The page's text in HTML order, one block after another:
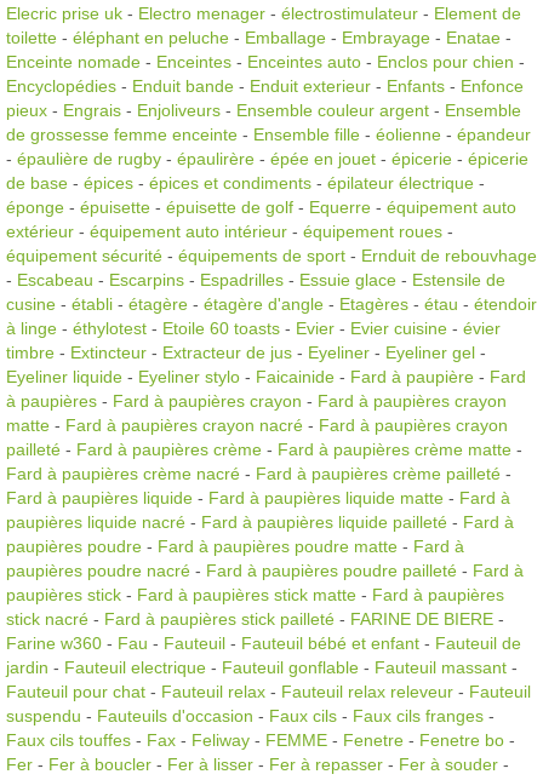
Elecric prise uk - Electro menager - électrostimulateur - Element de
toilette - éléphant en peluche - Emballage - Embrayage - Enatae -
Enceinte nomade - Enceintes - Enceintes auto - Enclos pour chien -
Encyclopédies - Enduit bande - Enduit exterieur - Enfants - Enfonce
pieux - Engrais - Enjoliveurs - Ensemble couleur argent - Ensemble
de grossesse femme enceinte - Ensemble fille - éolienne - épandeur
- épaulière de rugby - épaulirère - épée en jouet - épicerie - épicerie
de base - épices - épices et condiments - épilateur électrique -
éponge - épuisette - épuisette de golf - Equerre - équipement auto
extérieur - équipement auto intérieur - équipement roues -
équipement sécurité - équipements de sport - Ernduit de rebouvhage
- Escabeau - Escarpins - Espadrilles - Essuie glace - Estensile de
cusine - établi - étagère - étagère d'angle - Etagères - étau - étendoir
à linge - éthylotest - Etoile 60 toasts - Evier - Evier cuisine - évier
timbre - Extincteur - Extracteur de jus - Eyeliner - Eyeliner gel -
Eyeliner liquide - Eyeliner stylo - Faicainide - Fard à paupière - Fard
à paupières - Fard à paupières crayon - Fard à paupières crayon
matte - Fard à paupières crayon nacré - Fard à paupières crayon
pailleté - Fard à paupières crème - Fard à paupières crème matte -
Fard à paupières crème nacré - Fard à paupières crème pailleté -
Fard à paupières liquide - Fard à paupières liquide matte - Fard à
paupières liquide nacré - Fard à paupières liquide pailleté - Fard à
paupières poudre - Fard à paupières poudre matte - Fard à
paupières poudre nacré - Fard à paupières poudre pailleté - Fard à
paupières stick - Fard à paupières stick matte - Fard à paupières
stick nacré - Fard à paupières stick pailleté - FARINE DE BIERE -
Farine w360 - Fau - Fauteuil - Fauteuil bébé et enfant - Fauteuil de
jardin - Fauteuil electrique - Fauteuil gonflable - Fauteuil massant -
Fauteuil pour chat - Fauteuil relax - Fauteuil relax releveur - Fauteuil
suspendu - Fauteuils d'occasion - Faux cils - Faux cils franges -
Faux cils touffes - Fax - Feliway - FEMME - Fenetre - Fenetre bo -
Fer - Fer à boucler - Fer à lisser - Fer à repasser - Fer à souder -